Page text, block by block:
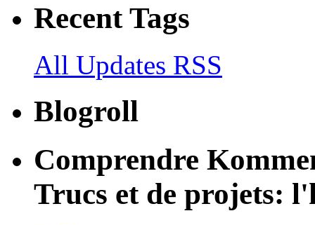
Recent Tags
All Updates RSS
Blogroll
Comprendre
Trucs et de projets: